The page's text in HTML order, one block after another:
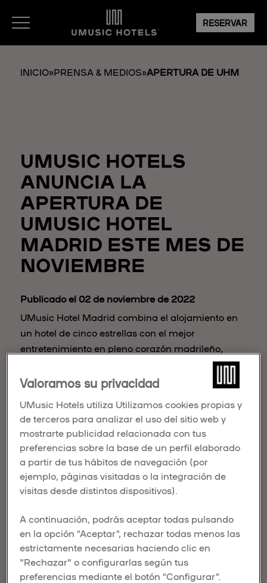
RESERVAR
INICIO»PRENSA & MEDIOS»APERTURA DE UHM
UMUSIC HOTELS
ANUNCIA LA
APERTURA DE
UMUSIC HOTEL
MADRID ESTE MES DE
NOVIEMBRE
Publicado el 02 de noviembre de 2022
UMusic Hotel Madrid combina el alojamiento en
un hotel de cinco estrellas con el mejor
entretenimiento en pleno corazón madrileño,
empezando con el estreno de “Company”, el
nuevo musical protagonizado por Antonio
Valoramos su privacidad
UMusic Hotels utiliza Utilizamos cookies propias y
de terceros para analizar el uso del sitio web y
mostrarte publicidad relacionada con tus
preferencias sobre la base de un perfil elaborado
a partir de tus hábitos de navegación (por
ejemplo, páginas visitadas o la integración de
visitas desde distintos dispositivos).
A continuación, podrás aceptar todas pulsando
en la opción “Aceptar”, rechazar todas menos las
estrictamente necesarias haciendo clic en
"Rechazar" o configurarlas según tus
preferencias mediante el botón “Configurar”.